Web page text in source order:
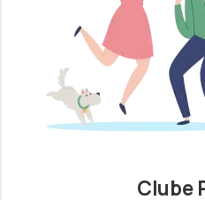
Clube